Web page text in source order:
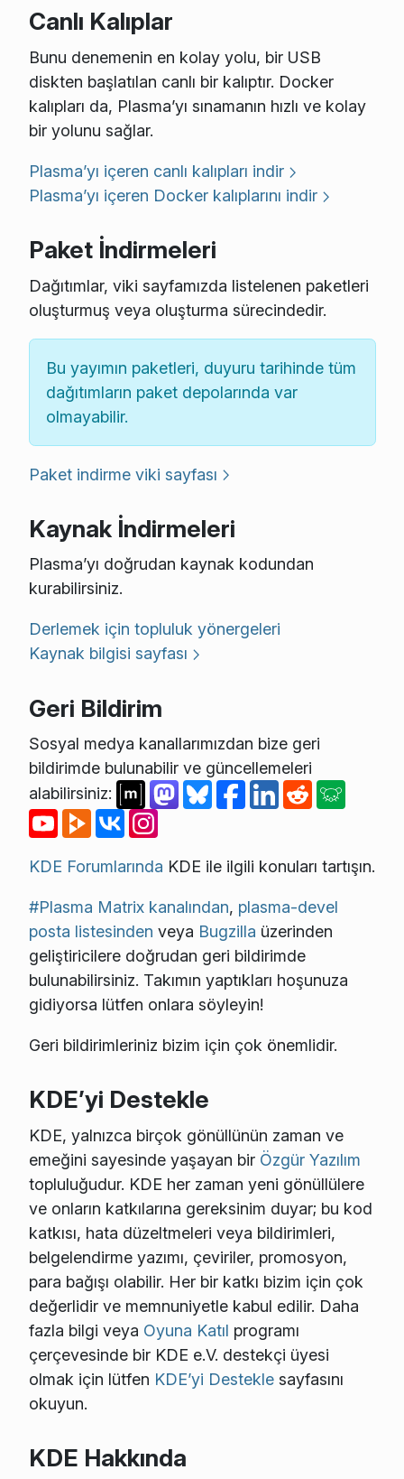
Canlı Kalıplar
Bunu denemenin en kolay yolu, bir USB
diskten başlatılan canlı bir kalıptır. Docker
kalıpları da, Plasma’yı sınamanın hızlı ve kolay
bir yolunu sağlar.
Plasma’yı içeren canlı kalıpları indir
Plasma’yı içeren Docker kalıplarını indir
Paket İndirmeleri
Dağıtımlar, viki sayfamızda listelenen paketleri
oluşturmuş veya oluşturma sürecindedir.
Bu yayımın paketleri, duyuru tarihinde tüm
dağıtımların paket depolarında var
olmayabilir.
Paket indirme viki sayfası
Kaynak İndirmeleri
Plasma’yı doğrudan kaynak kodundan
kurabilirsiniz.
Derlemek için topluluk yönergeleri
Kaynak bilgisi sayfası
Geri Bildirim
Sosyal medya kanallarımızdan bize geri
bildirimde bulunabilir ve güncellemeleri
alabilirsiniz:
KDE Forumlarında KDE ile ilgili konuları tartışın.
#Plasma Matrix kanalından, plasma-devel
posta listesinden veya Bugzilla üzerinden
geliştiricilere doğrudan geri bildirimde
bulunabilirsiniz. Takımın yaptıkları hoşunuza
gidiyorsa lütfen onlara söyleyin!
Geri bildirimleriniz bizim için çok önemlidir.
KDE’yi Destekle
KDE, yalnızca birçok gönüllünün zaman ve
emeğini sayesinde yaşayan bir Özgür Yazılım
topluluğudur. KDE her zaman yeni gönüllülere
ve onların katkılarına gereksinim duyar; bu kod
katkısı, hata düzeltmeleri veya bildirimleri,
belgelendirme yazımı, çeviriler, promosyon,
para bağışı olabilir. Her bir katkı bizim için çok
değerlidir ve memnuniyetle kabul edilir. Daha
fazla bilgi veya Oyuna Katıl programı
çerçevesinde bir KDE e.V. destekçi üyesi
olmak için lütfen KDE’yi Desteklesayfasını
okuyun.
KDE Hakkında